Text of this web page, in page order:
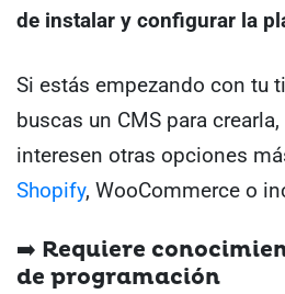
de instalar y configurar la
Si estás empezando con tu
buscas un CMS para
interesen otras opciones
Shopify, WooCommerce o
➡️ Requiere
de programación